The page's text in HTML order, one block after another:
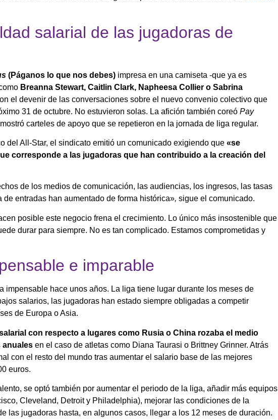
salarial de las jugadoras de
(Páganos lo que nos debes) impresa en una camiseta -que ya es
Breanna Stewart, Caitlin Clark, Napheesa Collier o Sabrina
el devenir de las conversaciones sobre el nuevo convenio colectivo que
31 de octubre. No estuvieron solas. La afición también coreó Pay
carteles de apoyo que se repetieron en la jornada de liga regular.
del All-Star, el sindicato emitió un comunicado exigiendo que «se
corresponde a las jugadoras que han contribuido a la creación del
de los medios de comunicación, las audiencias, los ingresos, las tasas
entradas han aumentado de forma histórica», sigue el comunicado.
posible este negocio frena el crecimiento. Lo único más insostenible que
durar para siempre. No es tan complicado. Estamos comprometidas y
e imparable
impensable hace unos años. La liga tiene lugar durante los meses de
salarios, las jugadoras han estado siempre obligadas a competir
de Europa o Asia.
con respecto a lugares como Rusia o China rozaba el medio
anuales en el caso de atletas como Diana Taurasi o Brittney Grinner. Atrás
con el resto del mundo tras aumentar el salario base de las mejores
euros.
se optó también por aumentar el periodo de la liga, añadir más equipos
Cleveland, Detroit y Philadelphia), mejorar las condiciones de la
las jugadoras hasta, en algunos casos, llegar a los 12 meses de duración.